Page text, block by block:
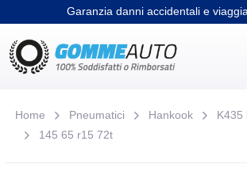
Garanzia danni accidentali e
Home Pneumatici Hankook
K435
145 65 r15 72t